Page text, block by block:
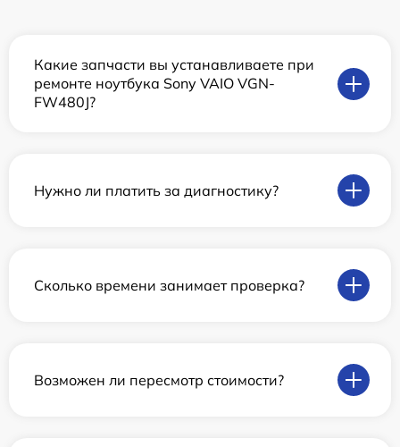
Какие запчасти вы устанавливаете при
ремонте ноутбука Sony VAIO VGN-
FW480J?
Нужно ли платить за диагностику?
Сколько времени занимает проверка?
Возможен ли пересмотр стоимости?